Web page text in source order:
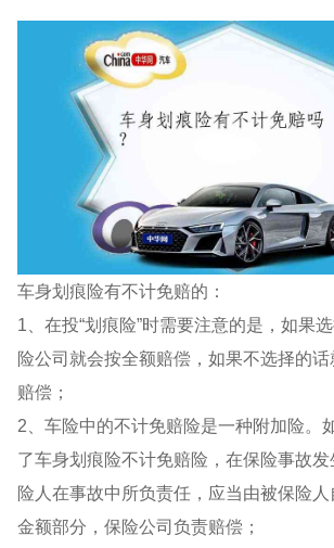
车身划痕险有不计免赔的：
1、在投“划痕险”时需要注意的是，如果
险公司就会按全额赔偿，如果不选择的
赔偿；
2、车险中的不计免赔险是一种附加险。
了车身划痕险不计免赔险，在保险事故
险人在事故中所负责任，应当由被保险
金额部分，保险公司负责赔偿；